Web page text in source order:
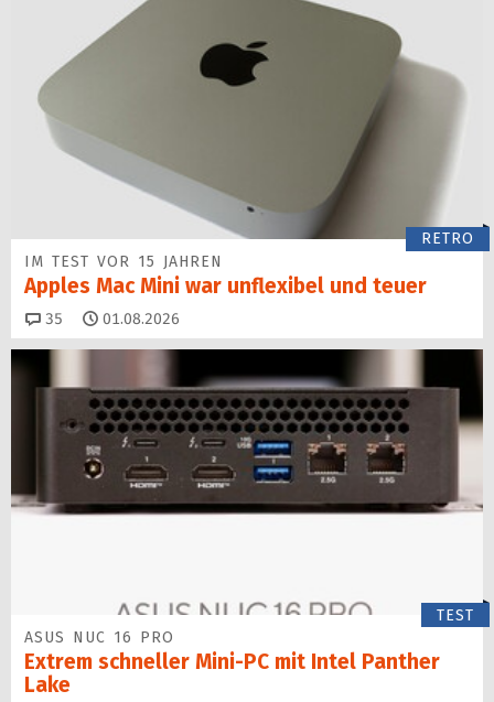
RETRO
IM TEST VOR 15 JAHREN
Apples Mac Mini war unflexibel und teuer
35 Kommentare
01.08.2026
TEST
ASUS NUC 16 PRO
Extrem schneller Mini-PC mit Intel Panther
Lake